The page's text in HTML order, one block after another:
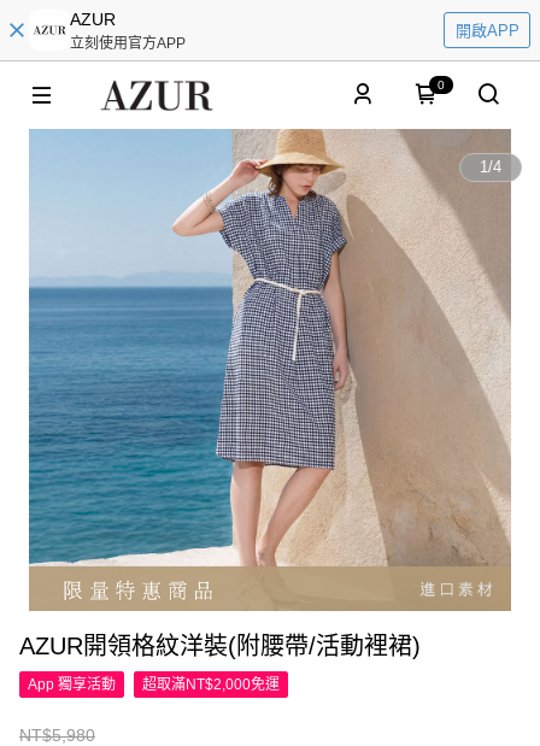
AZUR
立刻使用官方APP
開啟APP
0
1/4
AZUR開領格紋洋裝(附腰帶/活動裡裙)
App 獨享活動 超取滿NT$2,000免運
NT$5,980